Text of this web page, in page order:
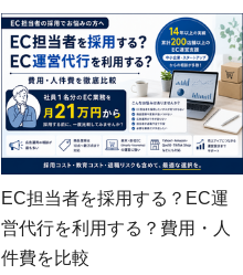
EC担当者を採用する？EC運
営代行を利用する？費用・人
件費を比較